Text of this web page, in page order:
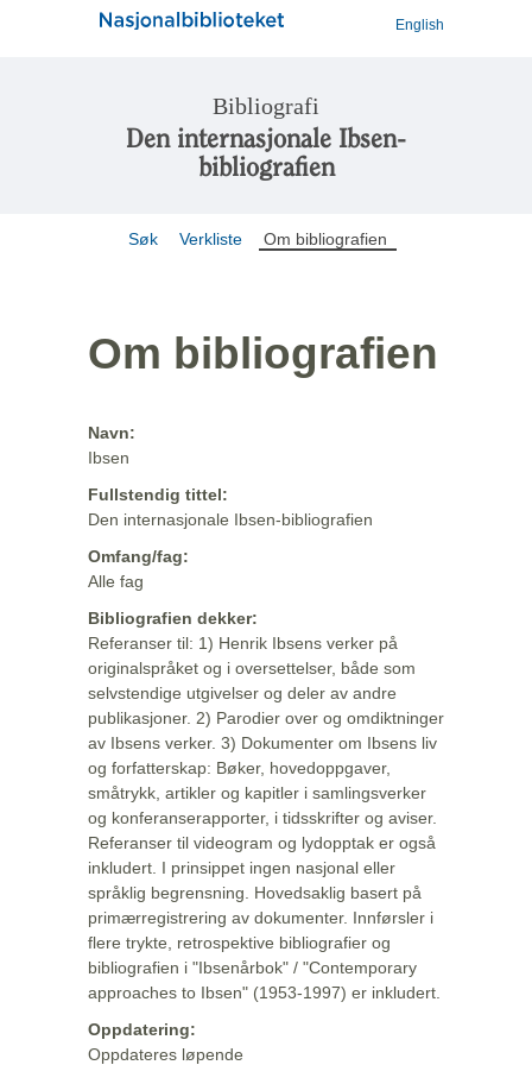
English
Bibliografi
Den internasjonale Ibsen-
bibliografien
Søk Verkliste Om bibliografien
Om bibliografien
Navn:
Ibsen
Fullstendig tittel:
Den internasjonale Ibsen-bibliografien
Omfang/fag:
Alle fag
Bibliografien dekker:
Referanser til: 1) Henrik Ibsens verker på
originalspråket og i oversettelser, både som
selvstendige utgivelser og deler av andre
publikasjoner. 2) Parodier over og omdiktninger
av Ibsens verker. 3) Dokumenter om Ibsens liv
og forfatterskap: Bøker, hovedoppgaver,
småtrykk, artikler og kapitler i samlingsverker
og konferanserapporter, i tidsskrifter og aviser.
Referanser til videogram og lydopptak er også
inkludert. I prinsippet ingen nasjonal eller
språklig begrensning. Hovedsaklig basert på
primærregistrering av dokumenter. Innførsler i
flere trykte, retrospektive bibliografier og
bibliografien i "Ibsenårbok" / "Contemporary
approaches to Ibsen" (1953-1997) er inkludert.
Oppdatering:
Oppdateres løpende